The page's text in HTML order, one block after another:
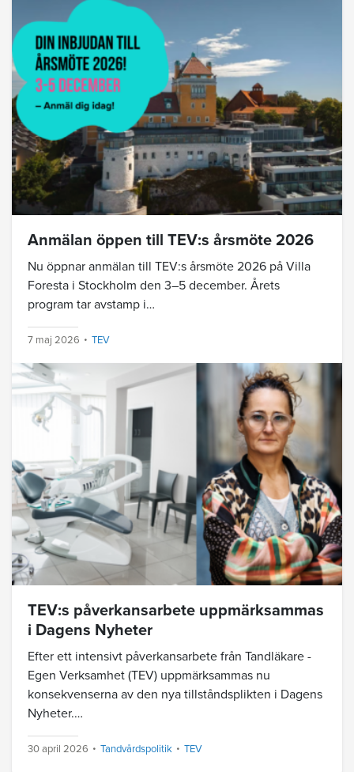
Anmälan öppen till TEV:s årsmöte 2026
Nu öppnar anmälan till TEV:s årsmöte 2026 på Villa
Foresta i Stockholm den 3–5 december. Årets
program tar avstamp i…
7 maj 2026 TEV
TEV:s påverkansarbete uppmärksammas
i Dagens Nyheter
Efter ett intensivt påverkansarbete från Tandläkare -
Egen Verksamhet (TEV) uppmärksammas nu
konsekvenserna av den nya tillståndsplikten i Dagens
Nyheter.…
30 april 2026 Tandvårdspolitik TEV